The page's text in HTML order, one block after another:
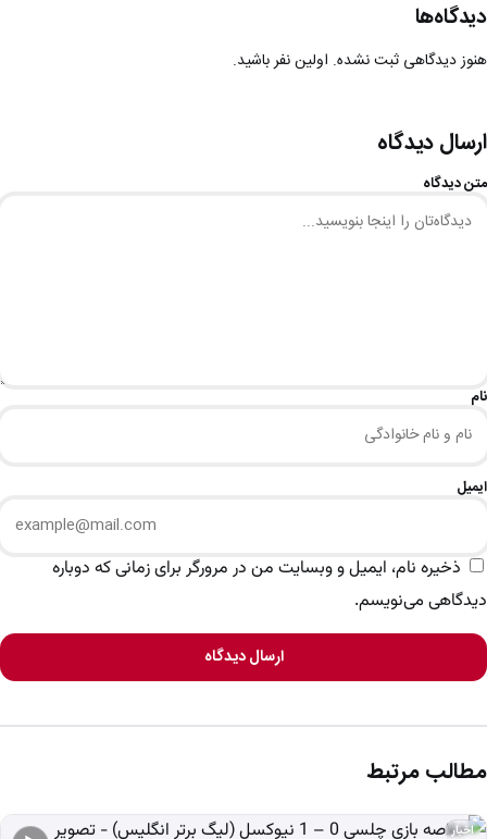
دیدگاه‌ها
هنوز دیدگاهی ثبت نشده. اولین نفر باشید.
ارسال دیدگاه
متن دیدگاه
نام
ایمیل
ذخیره نام، ایمیل و وبسایت من در مرورگر برای زمانی که دوباره
دیدگاهی می‌نویسم.
ارسال دیدگاه
مطالب مرتبط
اخبار